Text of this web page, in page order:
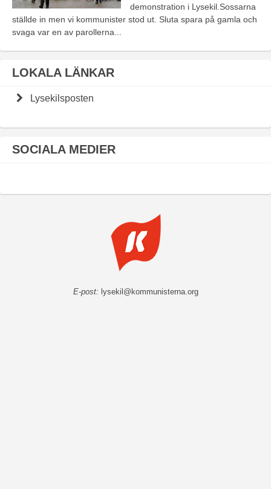
demonstration i Lysekil.Sossarna
ställde in men vi kommunister stod ut. Sluta spara på gamla och
svaga var en av parollerna...
LOKALA LÄNKAR
Lysekilsposten
SOCIALA MEDIER
E-post: lysekil@kommunisterna.org